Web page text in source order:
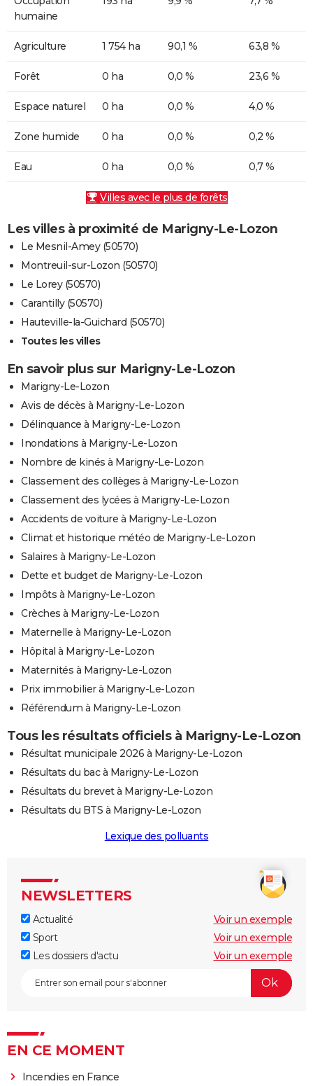
humaine
Agriculture 1 754 ha 90,1 % 63,8 %
Forêt 0 ha 0,0 % 23,6 %
Espace naturel 0 ha 0,0 % 4,0 %
Zone humide 0 ha 0,0 % 0,2 %
Eau 0 ha 0,0 % 0,7 %
Villes avec le plus de forêts
Les villes à proximité de Marigny-Le-Lozon
Le Mesnil-Amey (50570)
Montreuil-sur-Lozon (50570)
Le Lorey (50570)
Carantilly (50570)
Hauteville-la-Guichard (50570)
Toutes les villes
En savoir plus sur Marigny-Le-Lozon
Marigny-Le-Lozon
Avis de décès à Marigny-Le-Lozon
Délinquance à Marigny-Le-Lozon
Inondations à Marigny-Le-Lozon
Nombre de kinés à Marigny-Le-Lozon
Classement des collèges à Marigny-Le-Lozon
Classement des lycées à Marigny-Le-Lozon
Accidents de voiture à Marigny-Le-Lozon
Climat et historique météo de Marigny-Le-Lozon
Salaires à Marigny-Le-Lozon
Dette et budget de Marigny-Le-Lozon
Impôts à Marigny-Le-Lozon
Crèches à Marigny-Le-Lozon
Maternelle à Marigny-Le-Lozon
Hôpital à Marigny-Le-Lozon
Maternités à Marigny-Le-Lozon
Prix immobilier à Marigny-Le-Lozon
Référendum à Marigny-Le-Lozon
Tous les résultats officiels à Marigny-Le-Lozon
Résultat municipale 2026 à Marigny-Le-Lozon
Résultats du bac à Marigny-Le-Lozon
Résultats du brevet à Marigny-Le-Lozon
Résultats du BTS à Marigny-Le-Lozon
Lexique des polluants
NEWSLETTERS
Actualité
Voir un exemple
Sport
Voir un exemple
Les dossiers d'actu
Voir un exemple
EN CE MOMENT
Incendies en France